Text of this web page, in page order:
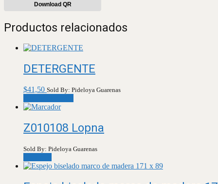
Download QR
Productos relacionados
DETERGENTE
$41,50 Sold By: Pideloya Guarenas
Z010108 Lopna
Sold By: Pideloya Guarenas